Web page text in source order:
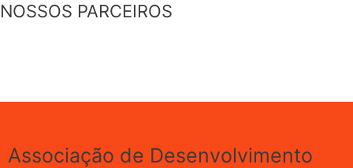
NOSSOS PARCEIROS
Associação de Desenvolvimento